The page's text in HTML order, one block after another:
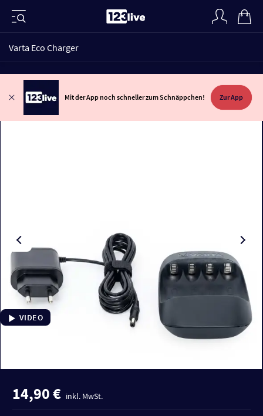
Varta Eco Charger
Mit der App noch schneller zum Schnäppchen! Zur App
VIDEO
14,90 € inkl. MwSt.